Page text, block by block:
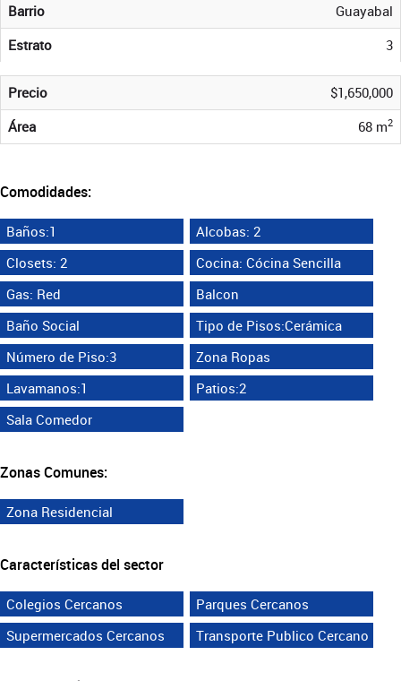
Barrio
Guayabal
Estrato
3
Precio
$1,650,000
Área
68 m2
Comodidades:
Baños:1
Alcobas: 2
Closets: 2
Cocina: Cócina Sencilla
Gas: Red
Balcon
Baño Social
Tipo de Pisos:Cerámica
Número de Piso:3
Zona Ropas
Lavamanos:1
Patios:2
Sala Comedor
Zonas Comunes:
Zona Residencial
Características del sector
Colegios Cercanos
Parques Cercanos
Supermercados Cercanos
Transporte Publico Cercano